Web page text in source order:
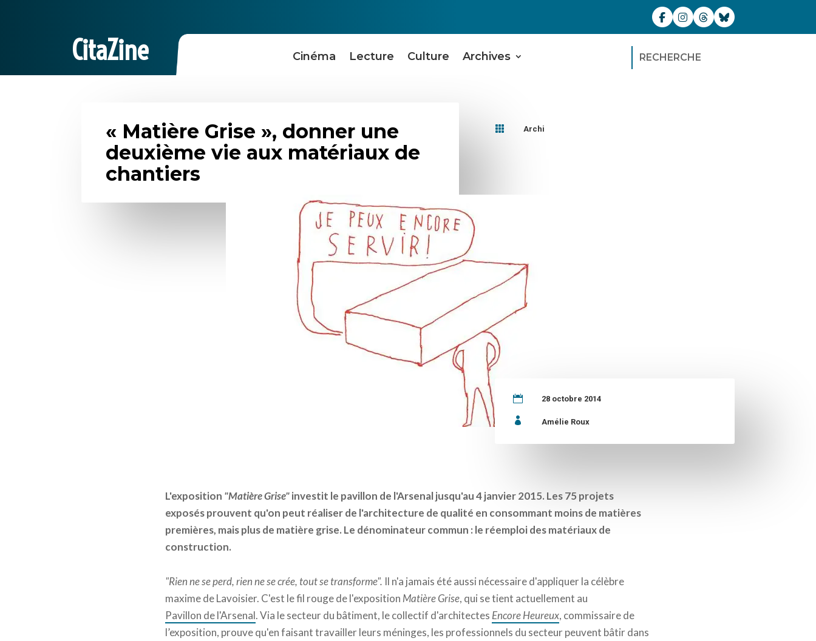
CitaZine Cinéma Lecture Culture Archives RECHERCHE
« Matière Grise », donner une
deuxième vie aux matériaux de
chantiers
 Archi
 28 octobre 2014
 Amélie Roux
L'exposition "Matière Grise"investit le pavillon de l'Arsenal jusqu'au 4 janvier 2015. Les 75 projets
exposés prouvent qu'on peut réaliser de l'architecture de qualité en consommant moins de matières
premières, mais plus de matière grise. Le dénominateur commun : le réemploi des matériaux de
construction.
"Rien ne se perd, rien ne se crée, tout se transforme". Il n'a jamais été aussi nécessaire d'appliquer la célèbre
maxime de Lavoisier. C'est le fil rouge de l'exposition Matière Grise, qui se tient actuellement au
Pavillon de l'Arsenal. Via le secteur du bâtiment, le collectif d'architectes Encore Heureux, commissaire de
l’exposition, prouve qu'en faisant travailler leurs méninges, les professionnels du secteur peuvent bâtir dans